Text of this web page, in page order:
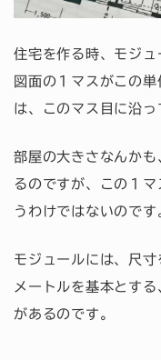
住宅を作る時、モジ
図面の１マスがこの
は、このマス目に沿っ
部屋の大きさなんか
るのですが、この１
うわけではないのです
モジュールには、尺寸
メートルを基本とす
があるのです。